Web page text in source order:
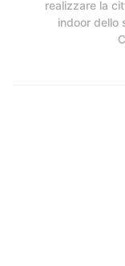
realizzare la
indoor dello